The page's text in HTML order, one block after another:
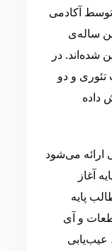
آکادمی
ساله‌ی
شده‌اند. در
و دو
داده
ارائه می‌شود
آغاز
پایه
و آی
عیب‌یابی